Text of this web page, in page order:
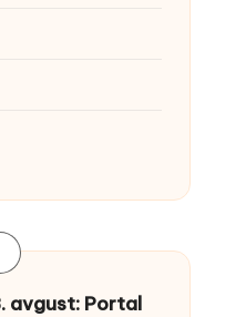
avgust: Portal